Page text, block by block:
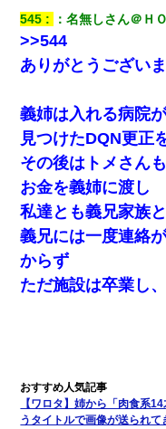
小学生の妹が20代の弟と
見てから実家を出た。そ
くもう堕胎できない月な
タあんてな
された弟が、大学進学の
父が他界→父のフリン相
ことは謝ります。ごめん
って知ってるの？」相手
この母親は娘の黒歴史を
新卒の女性社員に1年半
上司「話をしてみる」→
【復讐】義兄嫁「生活費
わけないでしょｗｗｗｗ
（あまりにも希望通り）
545 ：名無しさん＠Ｈ
>>544
ありがとうござい
義姉は入れる病院
見つけたDQN更正
その後はトメさん
お金を義姉に渡し
私達とも義兄家族
義兄には一度連絡
からず
ただ施設は卒業し
【ワロタ】姉から「肉食系
うタイトルで画像が送られて